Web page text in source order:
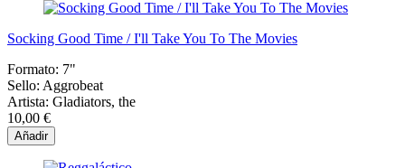
Socking Good Time / I'll Take You To The Movies
Formato: 7"
Sello: Aggrobeat
Artista: Gladiators, the
10,00 €
Añadir